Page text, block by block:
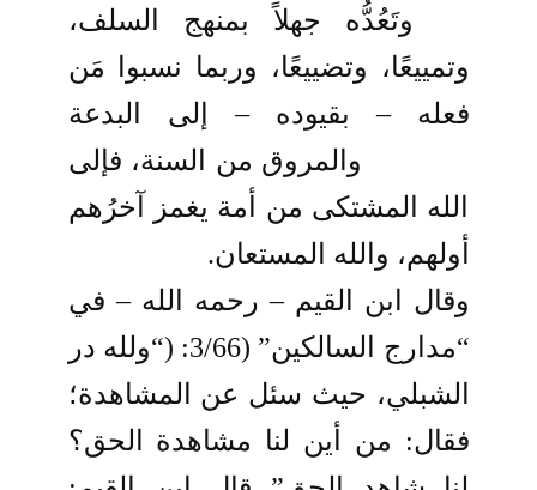
وتَعُدُّه جهلاً بمنهج السلف،
وتمييعًا، وتضييعًا، وربما نسبوا مَن
فعله – بقيوده – إلى البدعة
والمروق من السنة، فإلى
الله المشتكى من أمة يغمز آخرُهم
أولهم، والله المستعان.
وقال ابن القيم – رحمه الله – في
“مدارج السالكين” (3/66: (“ولله در
الشبلي، حيث سئل عن المشاهدة؛
فقال: من أين لنا مشاهدة الحق؟